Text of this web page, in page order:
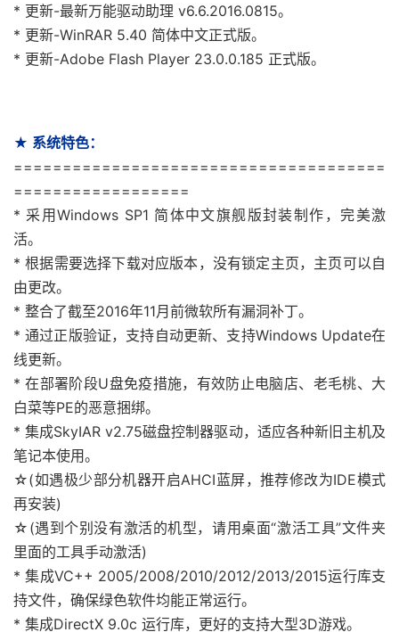
* 更新-最新万能驱动助理 v6.6.2016.0815。
* 更新-WinRAR 5.40 简体中文正式版。
* 更新-Adobe Flash Player 23.0.0.185 正式版。
★ 系统特色：
======================================
==================
* 采用Windows SP1 简体中文旗舰版封装制作，完美激
活。
* 根据需要选择下载对应版本，没有锁定主页，主页可以自
由更改。
* 整合了截至2016年11月前微软所有漏洞补丁。
* 通过正版验证，支持自动更新、支持Windows Update在
线更新。
* 在部署阶段U盘免疫措施，有效防止电脑店、老毛桃、大
白菜等PE的恶意捆绑。
* 集成SkyIAR v2.75磁盘控制器驱动，适应各种新旧主机及
笔记本使用。
☆(如遇极少部分机器开启AHCI蓝屏，推荐修改为IDE模式
再安装)
☆(遇到个别没有激活的机型，请用桌面“激活工具”文件夹
里面的工具手动激活)
* 集成VC++ 2005/2008/2010/2012/2013/2015运行库支
持文件，确保绿色软件均能正常运行。
* 集成DirectX 9.0c 运行库，更好的支持大型3D游戏。